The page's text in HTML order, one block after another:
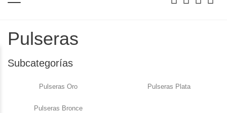
Pulseras
Subcategorías
Pulseras Oro Pulseras Plata
Pulseras Bronce